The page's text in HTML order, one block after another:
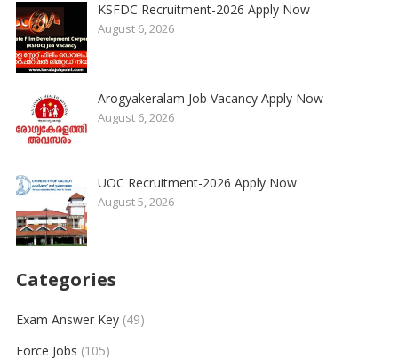
KSFDC Recruitment-2026 Apply Now
August 6, 2026
Arogyakeralam Job Vacancy Apply Now
August 6, 2026
UOC Recruitment-2026 Apply Now
August 5, 2026
Categories
Exam Answer Key(49)
Force Jobs (105)